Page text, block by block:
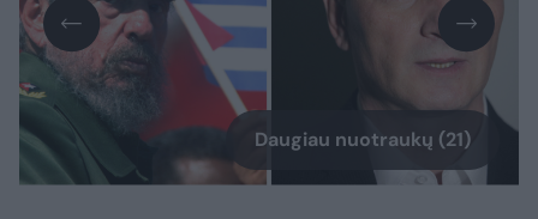
Daugiau nuotraukų (21)